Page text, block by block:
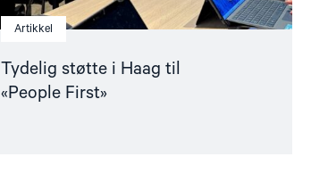
Artikkel
Tydelig støtte i Haag til
«People First»